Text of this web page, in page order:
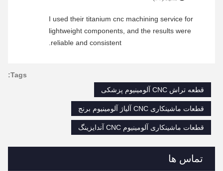
تماس ها
I used their titanium cnc machining service for
lightweight components, and the results were
reliable and consistent.
Tags:
قطعه تراش CNC آلومینیوم پزشکی
قطعات ماشینکاری CNC آلیاژ آلومینیوم برنج
قطعات ماشینکاری آلومینیوم CNC آندایزینگ